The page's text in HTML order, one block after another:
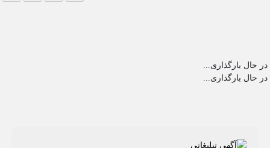
در حال بارگذاری...
در حال بارگذاری...